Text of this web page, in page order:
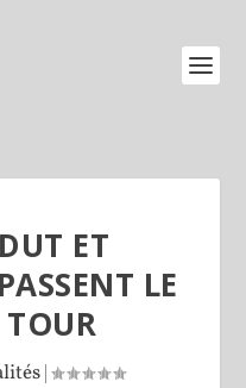
ET
LE
TOUR
|